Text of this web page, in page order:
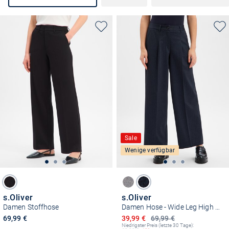
s.Oliver
Damen Stoffhose
69,99 €
Sale
Wenige verfügbar
s.Oliver
69,99 €
Ermäßigter Preis
39,99 €
Niedrigster Preis (letzte 30 Tage):